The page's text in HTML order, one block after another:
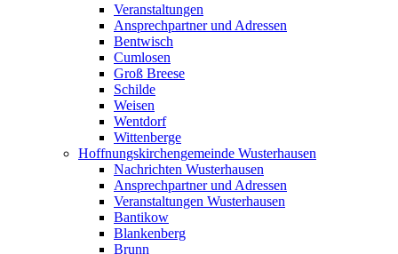
Veranstaltungen
Ansprechpartner und Adressen
Bentwisch
Cumlosen
Groß Breese
Schilde
Weisen
Wentdorf
Wittenberge
Hoffnungskirchengemeinde Wusterhausen
Nachrichten Wusterhausen
Ansprechpartner und Adressen
Veranstaltungen Wusterhausen
Bantikow
Blankenberg
Brunn